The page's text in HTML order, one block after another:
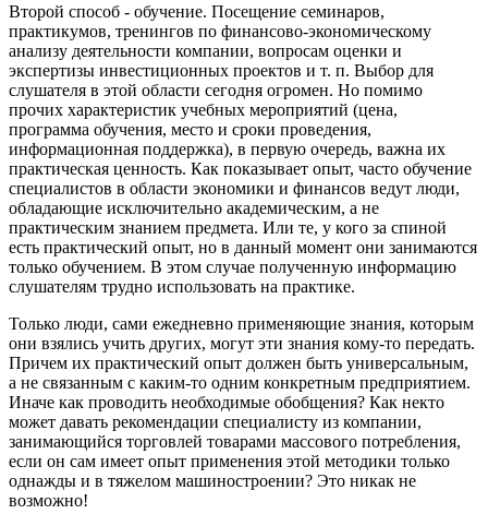
Второй способ - обучение. Посещение семинаров,
практикумов, тренингов по финансово-экономическому
анализу деятельности компании, вопросам оценки и
экспертизы инвестиционных проектов и т. п. Выбор для
слушателя в этой области сегодня огромен. Но помимо
прочих характеристик учебных мероприятий (цена,
программа обучения, место и сроки проведения,
информационная поддержка), в первую очередь, важна их
практическая ценность. Как показывает опыт, часто обучение
специалистов в области экономики и финансов ведут люди,
обладающие исключительно академическим, а не
практическим знанием предмета. Или те, у кого за спиной
есть практический опыт, но в данный момент они занимаются
только обучением. В этом случае полученную информацию
слушателям трудно использовать на практике.
Только люди, сами ежедневно применяющие знания, которым
они взялись учить других, могут эти знания кому-то передать.
Причем их практический опыт должен быть универсальным,
а не связанным с каким-то одним конкретным предприятием.
Иначе как проводить необходимые обобщения? Как некто
может давать рекомендации специалисту из компании,
занимающийся торговлей товарами массового потребления,
если он сам имеет опыт применения этой методики только
однажды и в тяжелом машиностроении? Это никак не
возможно!